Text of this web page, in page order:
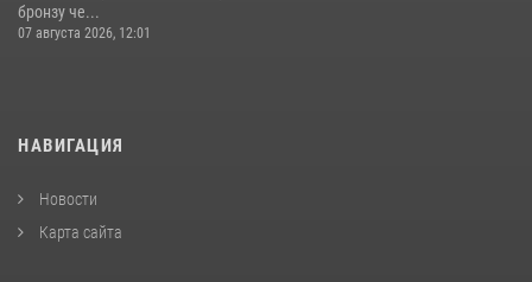
бронзу че...
07 августа 2026, 12:01
НАВИГАЦИЯ
Новости
Карта сайта